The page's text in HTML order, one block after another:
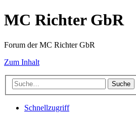
MC Richter GbR
Forum der MC Richter GbR
Zum Inhalt
Suche
Schnellzugriff